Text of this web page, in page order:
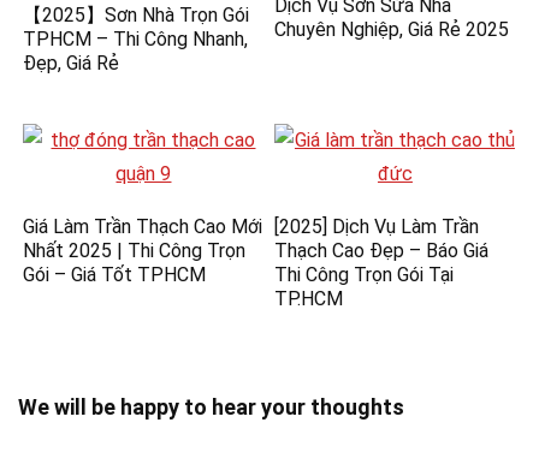
【2025】Sơn Nhà Trọn Gói
TPHCM – Thi Công Nhanh,
Đẹp, Giá Rẻ
Dịch Vụ Sơn Sửa Nhà
Chuyên Nghiệp, Giá Rẻ 2025
Giá Làm Trần Thạch Cao Mới
Nhất 2025 | Thi Công Trọn
Gói – Giá Tốt TPHCM
[2025] Dịch Vụ Làm Trần
Thạch Cao Đẹp – Báo Giá
Thi Công Trọn Gói Tại
TP.HCM
We will be happy to hear your thoughts